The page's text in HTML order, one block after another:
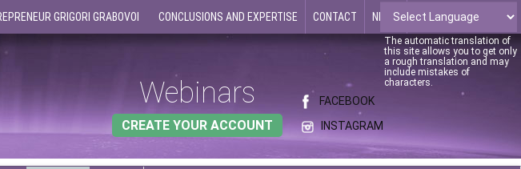
GRIGORI GRABOVOI CONCLUSIONS AND EXPERTISE CONTACT NEWS
The automatic translation of
this site allows you to get only
a rough translation and may
include mistakes of
characters.
FACEBOOK
INSTAGRAM
Webinars
CREATE YOUR ACCOUNT